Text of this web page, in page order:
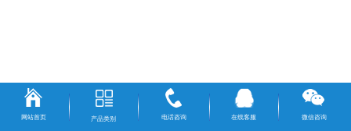
网站首页 产品类别 电话咨询 在线客服 微信咨询